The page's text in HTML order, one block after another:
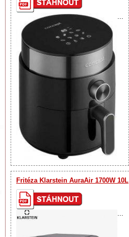
Fritéza Klarstein AuraAir 1700W 10L